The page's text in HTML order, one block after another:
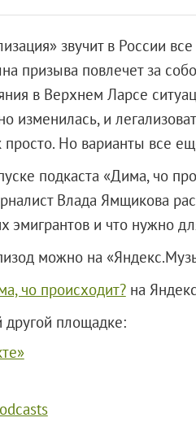
звучит в России
призыва повлечет за
в Верхнем Ларсе
изменилась, и
просто. Но варианты все
подкаста «Дима, чо
Влада Ямщикова
эмигрантов и что нужно
можно на
чо происходит?на
площадке: